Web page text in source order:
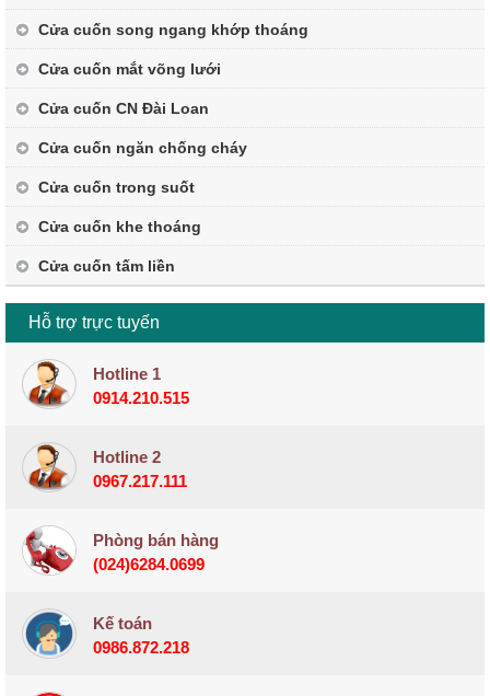
Cửa cuốn song ngang khớp thoáng
Cửa cuốn mắt võng lưới
Cửa cuốn CN Đài Loan
Cửa cuốn ngăn chống cháy
Cửa cuốn trong suốt
Cửa cuốn khe thoáng
Cửa cuốn tấm liền
Hỗ trợ trực tuyến
Hotline 1
0914.210.515
Hotline 2
0967.217.111
Phòng bán hàng
(024)6284.0699
Kế toán
0986.872.218